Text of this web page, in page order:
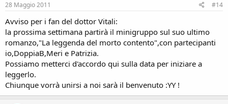
28 Maggio 2011 #14
Avviso per i fan del dottor Vitali:
la prossima settimana partirà il minigruppo sul suo ultimo
romanzo,"La leggenda del morto contento",con partecipanti
io,DoppiaB,Meri e Patrizia.
Possiamo metterci d'accordo qui sulla data per iniziare a
leggerlo.
Chiunque vorrà unirsi a noi sarà il benvenuto :YY !